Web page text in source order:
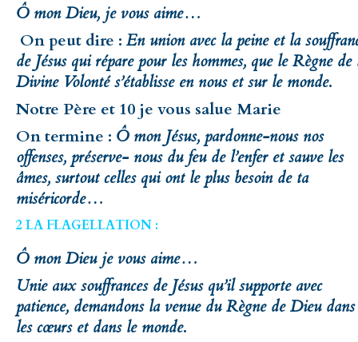
Ô mon Dieu, je vous aime…
On peut dire : En union avec la peine et la
de Jésus qui répare pour les hommes, que le Règne de
Divine Volonté s’établisse en nous et sur le monde.
Notre Père et 10 je vous salue Marie
On termine : Ô mon Jésus, pardonne-nous nos
offenses, préserve- nous du feu de l’enfer et sauve les
âmes, surtout celles qui ont le plus besoin de ta
miséricorde…
2 LA FLAGELLATION :
Ô mon Dieu je vous aime…
Unie aux souffrances de Jésus qu’il supporte avec
patience, demandons la venue du Règne de Dieu dans
les cœurs et dans le monde.